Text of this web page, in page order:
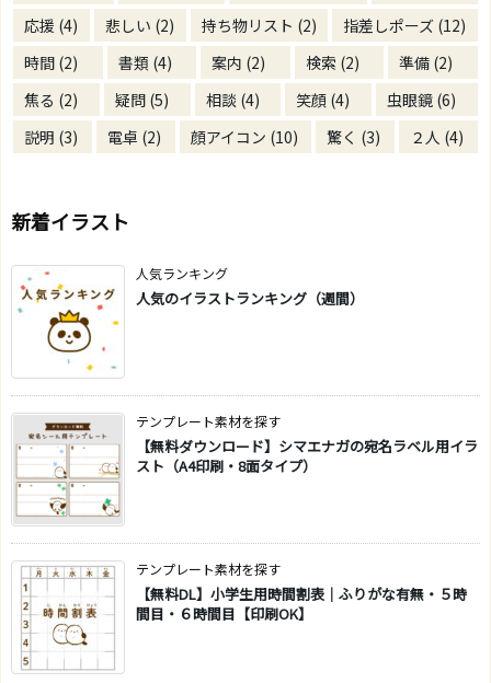
応援 (4) 悲しい (2) 持ち物リスト (2) 指差しポーズ (12)
時間 (2) 書類 (4) 案内 (2) 検索 (2) 準備 (2)
焦る (2) 疑問(5) 相談 (4) 笑顔 (4) 虫眼鏡 (6)
説明 (3) 電卓 (2) 顔アイコン (10) 驚く (3) ２人 (4)
新着イラスト
人気ランキング
人気のイラストランキング（週間）
テンプレート素材を探す
【無料ダウンロード】シマエナガの宛名ラベル用イラ
スト（A4印刷・8面タイプ）
テンプレート素材を探す
【無料DL】小学生用時間割表｜ふりがな有無・５時
間目・６時間目【印刷OK】